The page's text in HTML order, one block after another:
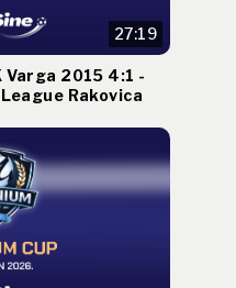
27:19
Varga 2015 4:1 -
Rakovica